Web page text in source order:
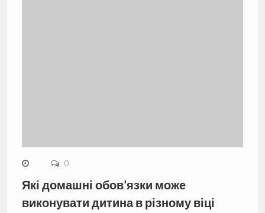
0
Які домашні обов’язки може
виконувати дитина в різному віці